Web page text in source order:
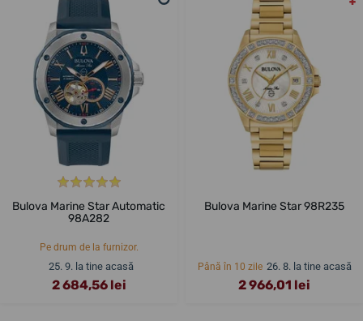
Bulova Marine Star Automatic
98A282
Pe drum de la furnizor.
25. 9. la tine acasă
2 684,56 lei
Bulova Marine Star 98R235
Până în 10 zile 26. 8. la tine acasă
2 966,01 lei